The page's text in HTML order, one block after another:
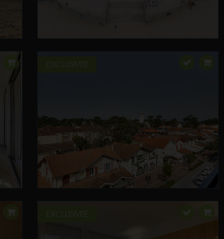
EXCLUSIVITE
EXCLUSIVITE